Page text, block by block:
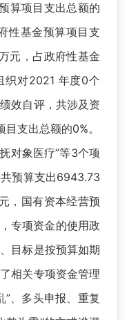
算项目支出总额的
性基金预算项目支
元，占政府性基金
织对2021 年度0个
效自评，共涉及资
支出总额的0%。
对象医疗”等3个项
预算支出6943.73
，国有资本经营预
专项资金的使用政
目标是按预算如期
相关专项资金管理
”、多头申报、重复